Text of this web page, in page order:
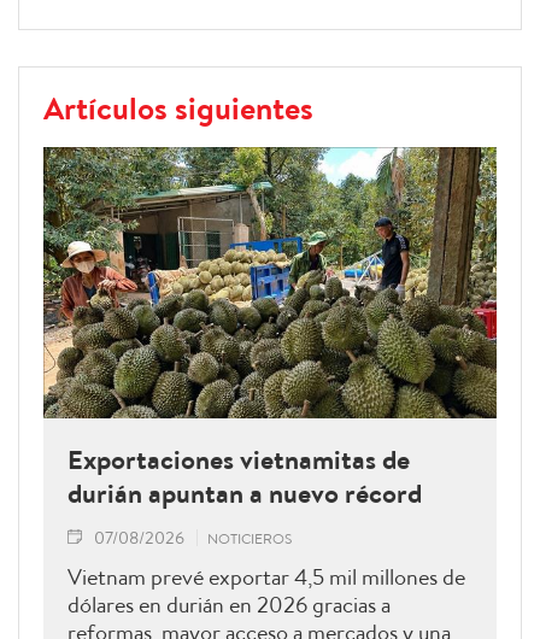
Artículos siguientes
Exportaciones vietnamitas de
durián apuntan a nuevo récord
07/08/2026 NOTICIEROS
Vietnam prevé exportar 4,5 mil millones de
dólares en durián en 2026 gracias a
reformas, mayor acceso a mercados y una